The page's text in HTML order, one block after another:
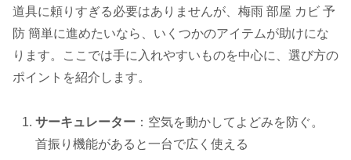
道具に頼りすぎる必要はありませんが、梅雨 部屋 カビ 予
防 簡単に進めたいなら、いくつかのアイテムが助けにな
ります。ここでは手に入れやすいものを中心に、選び方の
ポイントを紹介します。
サーキュレーター ：空気を動かしてよどみを防ぐ。
首振り機能があると一台で広く使える